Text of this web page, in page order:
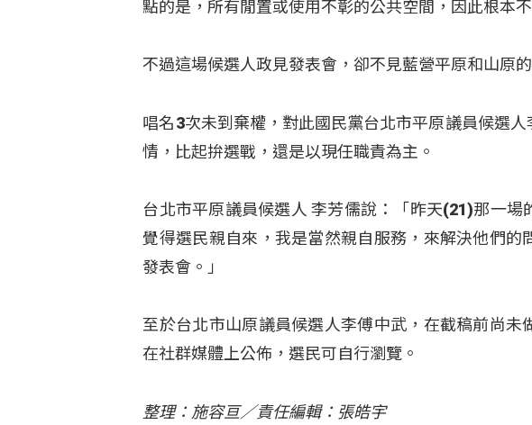
點的是，所有閒置或使用不彰的公共空間，因此根本
不過這場候選人政見發表會，卻不見藍營平原和山原
唱名3次未到棄權，對此國民黨台北市平原議員候選
情，比起拚選戰，還是以現任職責為主。
台北市平原議員候選人 李芳儒說：「昨天(21)那一
覺得選民親自來，我是當然親自服務，來解決他們
發表會。」
至於台北市山原議員候選人李傅中武，在截稿前尚
在社群媒體上公佈，選民可自行瀏覽。
整理：施容亘／責任編輯：張皓宇